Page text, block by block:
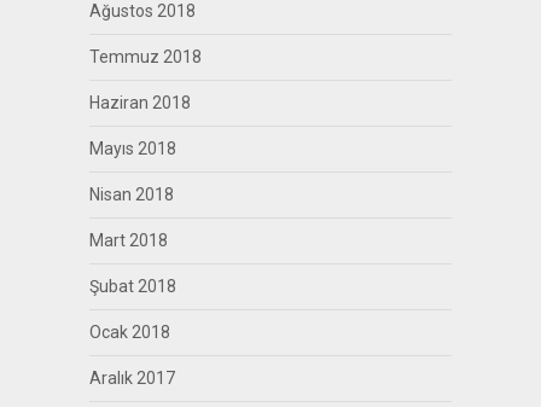
Ağustos 2018
Temmuz 2018
Haziran 2018
Mayıs 2018
Nisan 2018
Mart 2018
Şubat 2018
Ocak 2018
Aralık 2017